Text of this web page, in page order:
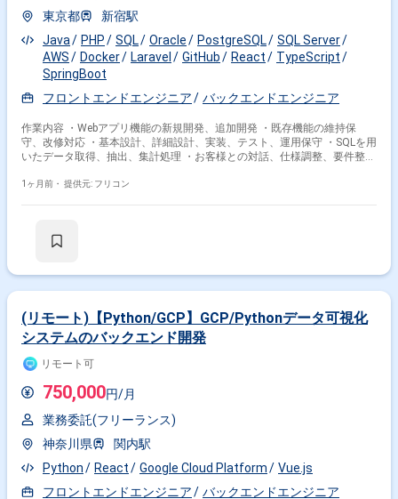
東京都
新宿駅
Java
PHP SQL Oracle PostgreSQL
SQL Server
AWS
Docker Laravel GitHub React
TypeScript
SpringBoot
フロントエンドエンジニア
バックエンドエンジニア
作業内容 ・Webアプリ機能の新規開発、追加開発 ・既存機能の維持保
守、改修対応 ・基本設計、詳細設計、実装、テスト、運用保守 ・SQLを用
いたデータ取得、抽出、集計処理 ・お客様との対話、仕様調整、要件整理
ド：TypeScript、React、Livewire ・インフラ：AWSEC2、Docker ・DB：
1ヶ月前・ 提供元: フリコン
(リモート)【Python/GCP】GCP/Pythonデータ可視化
システムのバックエンド開発
リモート可
750,000円/月
業務委託(フリーランス)
神奈川県
関内駅
Python
React Google Cloud Platform
Vue.js
フロントエンドエンジニア
バックエンドエンジニア